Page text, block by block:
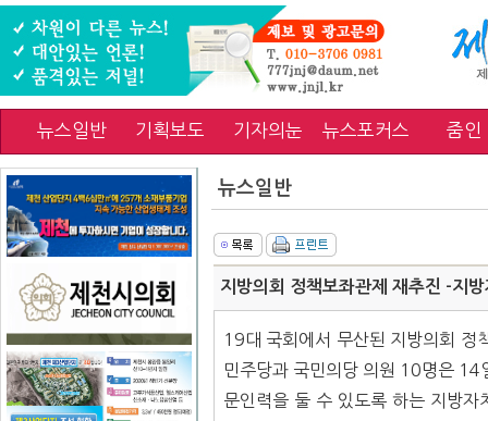
뉴스일반 기획보도 기자의눈 뉴스포커스 줌인
뉴스일반
지방의회 정책보좌관제 재추진 -지
19대 국회에서 무산된 지방의회 정
민주당과 국민의당 의원 10명은 14
문인력을 둘 수 있도록 하는 지방